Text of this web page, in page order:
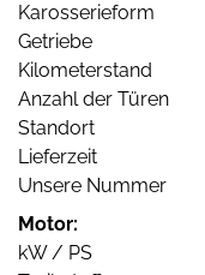
Karosserieform
Getriebe
Kilometerstand
Anzahl der Türen
Standort
Lieferzeit
Unsere Nummer
Motor:
kW / PS